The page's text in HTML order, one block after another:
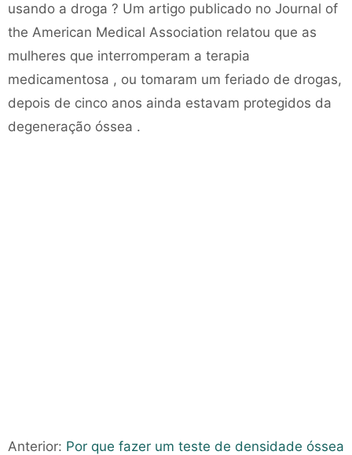
usando a droga ? Um artigo publicado no Journal of
the American Medical Association relatou que as
mulheres que interromperam a terapia
medicamentosa , ou tomaram um feriado de drogas,
depois de cinco anos ainda estavam protegidos da
degeneração óssea .
Anterior: Por que fazer um teste de densidade óssea